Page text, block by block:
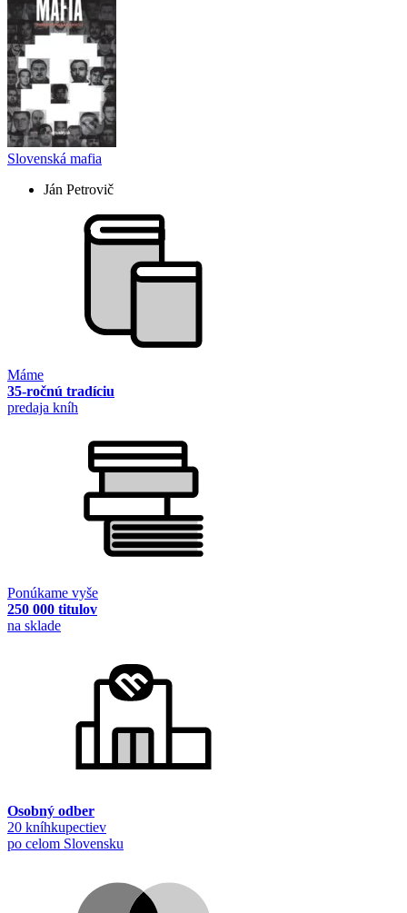
Slovenská mafia
Ján Petrovič
Máme
35-ročnú tradíciu
predaja kníh
Ponúkame vyše
250 000 titulov
na sklade
Osobný odber
20 kníhkupectiev
po celom Slovensku